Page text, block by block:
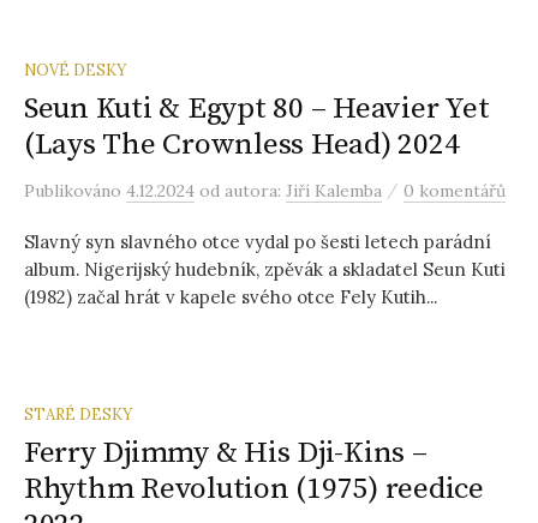
NOVÉ DESKY
Seun Kuti & Egypt 80 – Heavier Yet
(Lays The Crownless Head) 2024
Publikováno 4.12.2024 od autora: Jiří Kalemba / 0 komentářů
Slavný syn slavného otce vydal po šesti letech parádní
album. Nigerijský hudebník, zpěvák a skladatel Seun Kuti
(1982) začal hrát v kapele svého otce Fely Kutih...
STARÉ DESKY
Ferry Djimmy & His Dji-Kins –
Rhythm Revolution (1975) reedice